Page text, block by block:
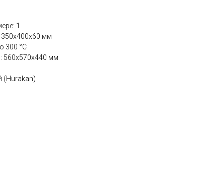
1
мм
300 °С
560х570х440 мм
(Hurakan)